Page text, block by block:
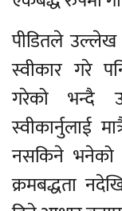
पीडितले उल्लेख
स्वीकार गरे
गरेको भन्दै
स्वीकार्नुलाई
नसकिने भनेको
क्रमबद्धता